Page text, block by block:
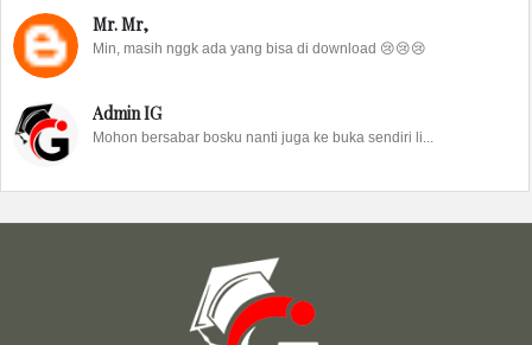
Mr. Mr,
Min, masih nggk ada yang bisa di download 😢😢😢
Admin IG
Mohon bersabar bosku nanti juga ke buka sendiri li...